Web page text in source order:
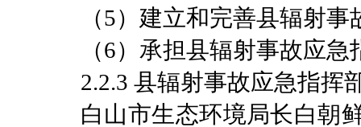
（5）建立和完善县辐射
（6）承担县辐射事故应
2.2.3 县辐射事故应急指挥
白山市生态环境局长白朝